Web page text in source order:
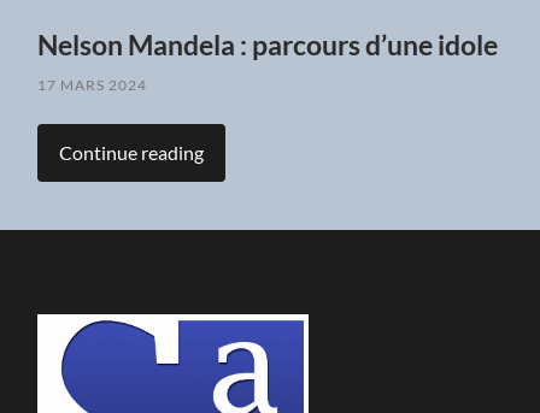
Nelson Mandela : parcours d’une idole
17 MARS 2024
Continue reading